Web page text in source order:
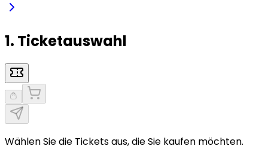
1. Ticketauswahl
Wählen Sie die Tickets aus, die Sie kaufen möchten.